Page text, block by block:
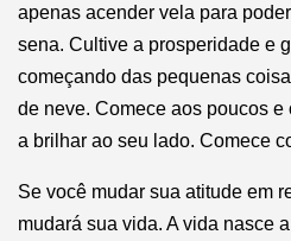
apenas acender vela para
sena. Cultive a prosperidade e
começando das pequenas
de neve. Comece aos poucos e
a brilhar ao seu lado. Comece
Se você mudar sua atitude em
mudará sua vida. A vida nasce